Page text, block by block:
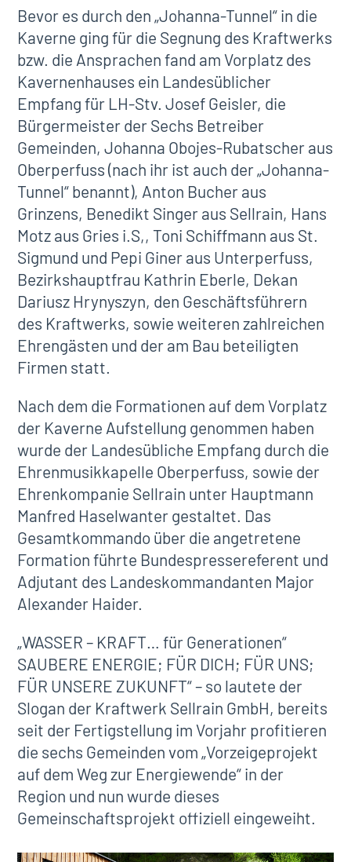
Bevor es durch den „Johanna-Tunnel“ in die
Kaverne ging für die Segnung des Kraftwerks
bzw. die Ansprachen fand am Vorplatz des
Kavernenhauses ein Landesüblicher
Empfang für LH-Stv. Josef Geisler, die
Bürgermeister der Sechs Betreiber
Gemeinden, Johanna Obojes-Rubatscher aus
Oberperfuss (nach ihr ist auch der „Johanna-
Tunnel“ benannt), Anton Bucher aus
Grinzens, Benedikt Singer aus Sellrain, Hans
Motz aus Gries i.S,, Toni Schiffmann aus St.
Sigmund und Pepi Giner aus Unterperfuss,
Bezirkshauptfrau Kathrin Eberle, Dekan
Dariusz Hrynyszyn, den Geschäftsführern
des Kraftwerks, sowie weiteren zahlreichen
Ehrengästen und der am Bau beteiligten
Firmen statt.
Nach dem die Formationen auf dem Vorplatz
der Kaverne Aufstellung genommen haben
wurde der Landesübliche Empfang durch die
Ehrenmusikkapelle Oberperfuss, sowie der
Ehrenkompanie Sellrain unter Hauptmann
Manfred Haselwanter gestaltet. Das
Gesamtkommando über die angetretene
Formation führte Bundespressereferent und
Adjutant des Landeskommandanten Major
Alexander Haider.
„WASSER – KRAFT… für Generationen“
SAUBERE ENERGIE; FÜR DICH; FÜR UNS;
FÜR UNSERE ZUKUNFT“ – so lautete der
Slogan der Kraftwerk Sellrain GmbH, bereits
seit der Fertigstellung im Vorjahr profitieren
die sechs Gemeinden vom „Vorzeigeprojekt
auf dem Weg zur Energiewende“ in der
Region und nun wurde dieses
Gemeinschaftsprojekt offiziell eingeweiht.